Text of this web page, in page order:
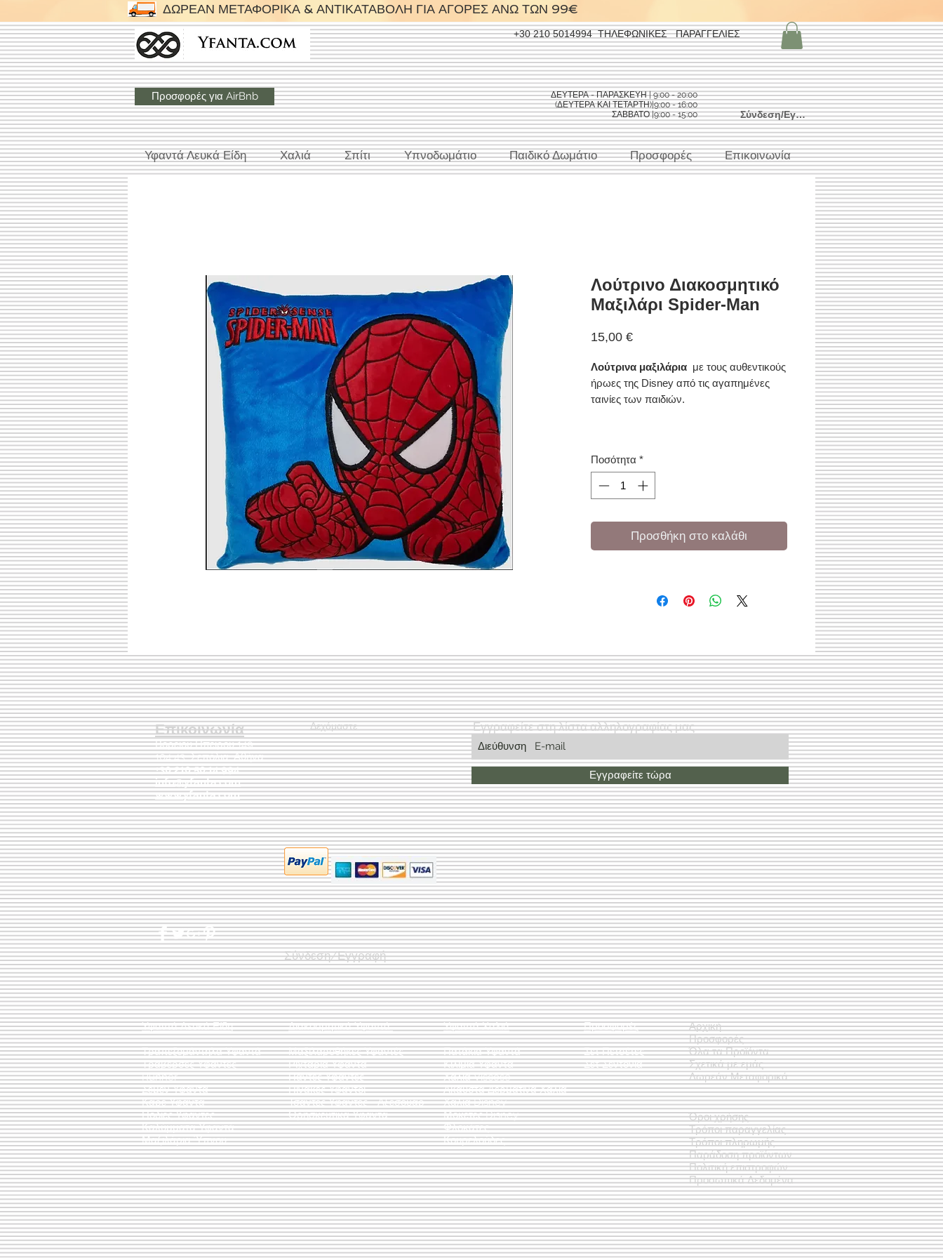
ΔΩΡΕΑΝ ΜΕΤΑΦΟΡΙΚΑ & ΑΝΤΙΚΑΤΑΒΟΛΗ ΓΙΑ ΑΓΟΡΕΣ ΑΝΩ ΤΩΝ 99€
+30 210 5014994 ΤΗΛΕΦΩΝΙΚΕΣ ΠΑΡΑΓΓΕΛΙΕΣ
Προσφορές για AirBnb
ΔΕΥΤΕΡΑ - ΠΑΡΑΣΚΕΥΗ | 9:00 - 20:00
(ΔΕΥΤΕΡΑ ΚΑΙ ΤΕΤΑΡΤΗ)|9:00 - 16:00
ΣΑΒΒΑΤΟ |9:00 - 15:00
Σύνδεση/Εγγραφή
Υφαντά Λευκά Είδη Χαλιά Σπίτι Υπνοδωμάτιο Παιδικό Δωμάτιο Προσφορές Επικοινωνία
Λούτρινο Διακοσμητικό
Μαξιλάρι Spider-Man
15,00 €Τιμή
Λούτρινα μαξιλάρια με τους αυθεντικούς
ήρωες της Disney από τις αγαπημένες
ταινίες των παιδιών.
Ποσότητα *
Προσθήκη στο καλάθι
Επικοινωνία
Βορείου Ηπείρου 149
104 43Σεπόλια,Αθήνα
+30 210 50.14.994
info@yfanta.com
www.yfanta.com
Δεχόμαστε Εγγραφείτε στη λίστα αλληλογραφίας μας
Εγγραφείτε τώρα
Σύνδεση/Εγγραφή
Όροι χρήσης
Τρόποι παραγγελίας
Τρόποι πληρωμής
Παράδοση προϊόντων
Πολιτική επιστροφών
Προσωπικά Δεδομένα
Διακοσμητικά Υφαντά
Μαξιλαροθήκες Υφαντές
Ριχτάρια Υφαντά
Πάντες Υφαντές
Πίνακες Υφαντοί
Τσάντες Υφαντές - Αξεσουάρ
Θρησκευτικά Υφαντά
Υφαντά Λευκά Είδη
Τραπεζομάντηλα Υφαντά
Τραβέρσες Υφαντές
Runner
Σεμέν Υφαντά
Καρέ Υφαντά
Ποδιές Υφαντές
Καλύμματα Υφαντά
Μαξιλάρια Ύπνου
Προσφορές
Σετ Πετσέτες
Σετ Σεντόνια
Αρχική
Προσφορές
Όλα τα Προϊόντα
Σχετικά με εμάς
Δωρεάν Μεταφορικά
Υφαντά Χαλιά
Πατάκια Υφαντά
Κιλίμια Υφαντά
Χαλιά Viscose
Άκαυστα Δερμάτινα Χαλιά
Χαλιά Disney
Μοκέτες Disney
Φλοκάτες
Κουρελούδες